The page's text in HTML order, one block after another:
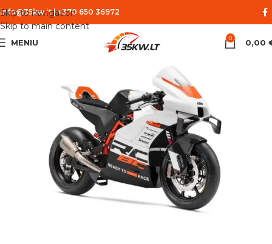
Skip to navigation
Skip to main content
info@35kw.lt|+370 650 36972
MENIU 0 0,00